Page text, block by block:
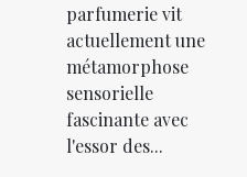
parfumerie vit
actuellement une
métamorphose
sensorielle
fascinante avec
l'essor des...